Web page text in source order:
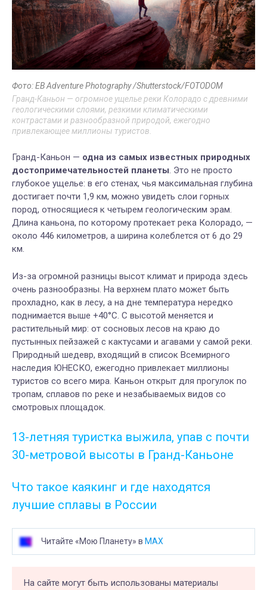
Фото: EB Adventure Photography /Shutterstock/FOTODOM
Гранд-Каньон — огромное ущелье реки Колорадо с древними
геологическими слоями, резкими климатическими
контрастами и разнообразной природой, ежегодно
привлекающее миллионы туристов.
Гранд-Каньон — одна из самых известных природных
достопримечательностей планеты. Это не просто
глубокое ущелье: в его стенах, чья максимальная глубина
достигает почти 1,9 км, можно увидеть слои горных
пород, относящиеся к четырем геологическим эрам.
Длина каньона, по которому протекает река Колорадо, —
около 446 километров, а ширина колеблется от 6 до 29
км.
Из-за огромной разницы высот климат и природа здесь
очень разнообразны. На верхнем плато может быть
прохладно, как в лесу, а на дне температура нередко
поднимается выше +40°C. С высотой меняется и
растительный мир: от сосновых лесов на краю до
пустынных пейзажей с кактусами и агавами у самой реки.
Природный шедевр, входящий в список Всемирного
наследия ЮНЕСКО, ежегодно привлекает миллионы
туристов со всего мира. Каньон открыт для прогулок по
тропам, сплавов по реке и незабываемых видов со
смотровых площадок.
13-летняя туристка выжила, упав с почти
30-метровой высоты в Гранд-Каньоне
Что такое каякинг и где находятся
лучшие сплавы в России
Читайте «Мою Планету» в MAX
На сайте могут быть использованы материалы